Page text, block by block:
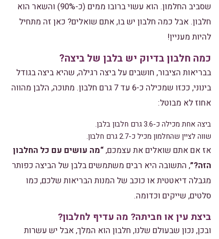
שסביב החלמון. הוא עשוי ברובו ממים (כ-90%) והשאר הוא
חלבון. אבל כמה חלבון יש בו, אתם שואלים? כאן זה מתחיל
להיות מעניין!
כמה חלבון בדיוק יש בלבן של ביצה?
בבריאות הציבור, חושבים על ביצה רגילה, שהיא ביצה בגודל
בינוני, ככזו שמכילה כ-6 עד 7 גרם חלבון. מתוכה, הלבן מהווה
אחוז לא מבוטל:
ביצה אחת מכילה כ-3.6 גרם חלבון בלבן.
שווה לציין שהחלמון מכיל כ-2.7 גרם חלבון.
אז אם אתם שואלים את עצמכם,“מה עושים עם כל החלבון
הזה?”, התשובה היא רבים משתמשים בלבן של הביצה כפותר
מגבלה דיאטטית או כוכב של המנות הבריאות שלכם, כמו
סלטים, שייקים וכדומה.
ביצת עין או חביתה? מה עדיף לחלבון?
ובכן, נכון שבעולם שלנו, חלבון הוא המלך, אבל יש עשרות